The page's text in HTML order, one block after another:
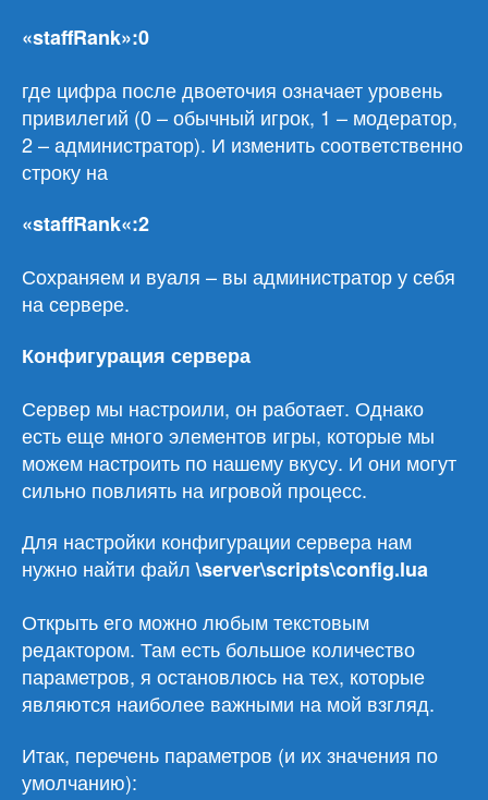
«staffRank»:0
где цифра после двоеточия означает уровень
привилегий (0 – обычный игрок, 1 – модератор,
2 – администратор). И изменить соответственно
строку на
«staffRank«:2
Сохраняем и вуаля – вы администратор у себя
на сервере.
Конфигурация сервера
Сервер мы настроили, он работает. Однако
есть еще много элементов игры, которые мы
можем настроить по нашему вкусу. И они могут
сильно повлиять на игровой процесс.
Для настройки конфигурации сервера нам
нужно найти файл\server\scripts\config.lua
Открыть его можно любым текстовым
редактором. Там есть большое количество
параметров, я остановлюсь на тех, которые
являются наиболее важными на мой взгляд.
Итак, перечень параметров (и их значения по
умолчанию):